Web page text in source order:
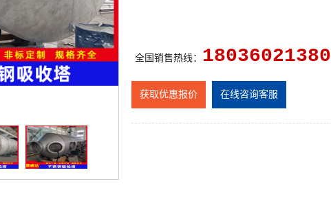
全国销售热线： 18036021380
获取优惠报价 在线咨询客服